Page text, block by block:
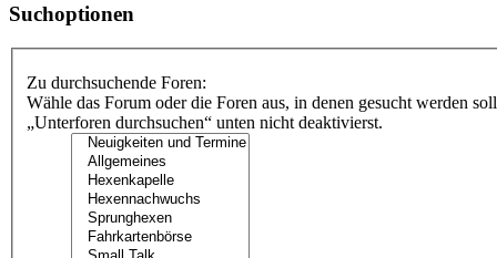
Suchoptionen
Zu durchsuchende Foren:
Wähle das Forum oder die Foren aus, in denen gesucht werden
„Unterforen durchsuchen“ unten nicht deaktivierst.